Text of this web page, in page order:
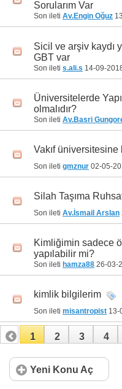
Sorularım Var
Son ileti Av.Engin Oğuz
Sicil ve arşiv kaydı
GBT var
Son ileti s.ali.s 14-09-
Üniversitelerde
olmalıdır?
Son ileti Av.Basri
Vakıf
Son ileti gmznur 02-05-
Silah Taşıma
Son ileti Av.İsmail Arslan
Kimliğimin sadece
yapılabilir mi?
Son ileti hamza88 26-03-
kimlik bilgilerim
Son ileti misantropist 13-
1 2 3 4
11 12 13 14
Yeni Konu Aç